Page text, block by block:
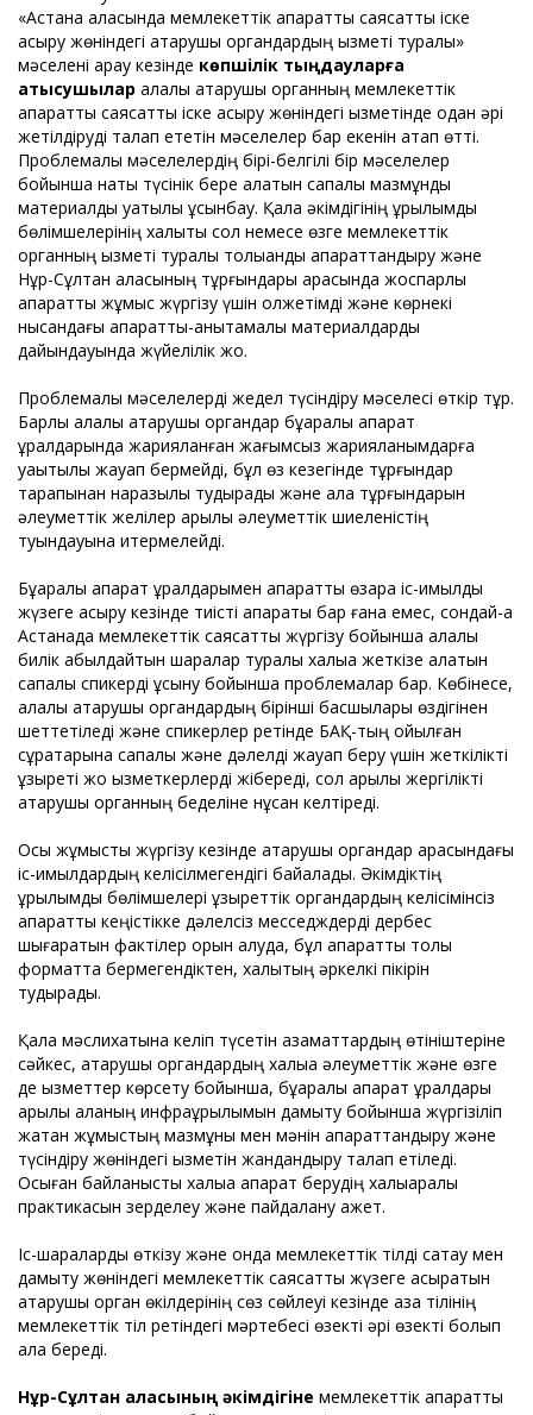
«Астана қаласында мемлекеттік ақпараттық саясатты іске
асыру жөніндегі атқарушы органдардың қызметі туралы»
мәселені қарау кезінде көпшілік тыңдауларға
қатысушылар қалалық атқарушы органның мемлекеттік
ақпараттық саясатты іске асыру жөніндегі қызметінде одан әрі
жетілдіруді талап ететін мәселелер бар екенін атап өтті.
Проблемалық мәселелердің бірі-белгілі бір мәселелер
бойынша нақты түсінік бере алатын сапалы мазмұнды
материалды уақтылы ұсынбау. Қала әкімдігінің құрылымдық
бөлімшелерінің халықты сол немесе өзге мемлекеттік
органның қызметі туралы толыққанды ақпараттандыру және
Нұр-Сұлтан қаласының тұрғындары арасында жоспарлы
ақпараттық жұмыс жүргізу үшін қолжетімді және көрнекі
нысандағы ақпараттық-анықтамалық материалдарды
дайындауында жүйелілік жоқ.
Проблемалық мәселелерді жедел түсіндіру мәселесі өткір тұр.
Барлық қалалық атқарушы органдар бұқаралық ақпарат
құралдарында жарияланған жағымсыз жарияланымдарға
уақытылы жауап бермейді, бұл өз кезегінде тұрғындар
тарапынан наразылық тудырады және қала тұрғындарын
әлеуметтік желілер арқылы әлеуметтік шиеленістің
туындауына итермелейді.
Бұқаралық ақпарат құралдарымен ақпараттық өзара іс-қимылды
жүзеге асыру кезінде тиісті ақпараты бар ғана емес, сондай-ақ
Астанада мемлекеттік саясатты жүргізу бойынша қалалық
билік қабылдайтын шаралар туралы халыққа жеткізе алатын
сапалы спикерді ұсыну бойынша проблемалар бар. Көбінесе,
қалалық атқарушы органдардың бірінші басшылары өздігінен
шеттетіледі және спикерлер ретінде БАҚ-тың қойылған
сұрақтарына сапалы және дәлелді жауап беру үшін жеткілікті
құзыреті жоқ қызметкерлерді жібереді, сол арқылы жергілікті
атқарушы органның беделіне нұқсан келтіреді.
Осы жұмысты жүргізу кезінде атқарушы органдар арасындағы
іс-қимылдардың келісілмегендігі байқалады. Әкімдіктің
құрылымдық бөлімшелері құзыреттік органдардың келісімінсіз
ақпараттық кеңістікке дәлелсіз месседждерді дербес
шығаратын фактілер орын алуда, бұл ақпаратты толық
форматта бермегендіктен, халықтың әркелкі пікірін
тудырады.
Қала мәслихатына келіп түсетін азаматтардың өтініштеріне
сәйкес, атқарушы органдардың халыққа әлеуметтік және өзге
де қызметтер көрсету бойынша, бұқаралық ақпарат құралдары
арқылы қаланың инфрақұрылымын дамыту бойынша жүргізіліп
жатқан жұмыстың мазмұны мен мәнін ақпараттандыру және
түсіндіру жөніндегі қызметін жандандыру талап етіледі.
Осыған байланысты халыққа ақпарат берудің халықаралық
практикасын зерделеу және пайдалану қажет.
Іс-шараларды өткізу және онда мемлекеттік тілді сақтау мен
дамыту жөніндегі мемлекеттік саясатты жүзеге асыратын
атқарушы орган өкілдерінің сөз сөйлеуі кезінде қазақ тілінің
мемлекеттік тіл ретіндегі мәртебесі өзекті әрі өзекті болып
қала береді.
Нұр-Сұлтан қаласының әкімдігіне мемлекеттік ақпараттық